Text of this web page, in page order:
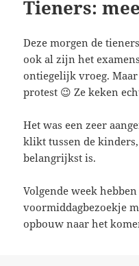
Tieners:
Deze morgen de
ook al zijn het
ontiegelijk vroeg.
protest 😉 Ze keken
Het was een zeer
klikt tussen de
belangrijkst is.
Volgende week hebben
voormiddagbezoekje
opbouw naar het